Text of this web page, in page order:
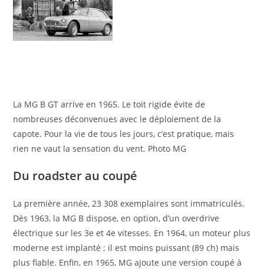
La MG B GT arrive en 1965. Le toit rigide évite de
nombreuses déconvenues avec le déploiement de la
capote. Pour la vie de tous les jours, c’est pratique, mais
rien ne vaut la sensation du vent. Photo MG
Du roadster au coupé
La première année, 23 308 exemplaires sont immatriculés.
Dès 1963, la MG B dispose, en option, d’un overdrive
électrique sur les 3e et 4e vitesses. En 1964, un moteur plus
moderne est implanté ; il est moins puissant (89 ch) mais
plus fiable. Enfin, en 1965, MG ajoute une version coupé à